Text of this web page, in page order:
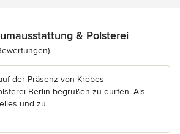
& Polsterei
5 von 5 Sternen
der Präsenz von Krebes
Berlin begrüßen zu dürfen. Als
und zu...